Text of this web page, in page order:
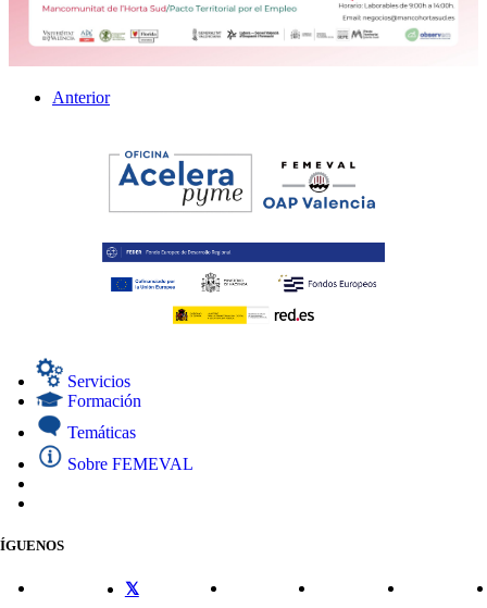
Anterior
Servicios
Formación
Temáticas
Sobre FEMEVAL